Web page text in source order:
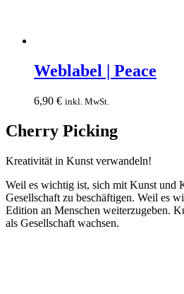
|
Peace
Weblabel | Peace
6,90 € inkl. MwSt.
Cherry Picking
Kreativität in Kunst verwandeln!
Weil es wichtig ist, sich mit Kunst und
Gesellschaft zu beschäftigen. Weil es
Edition an Menschen weiterzugeben.
als Gesellschaft wachsen.